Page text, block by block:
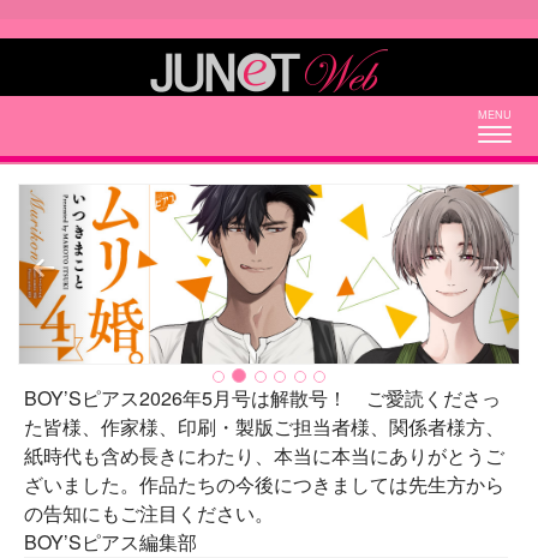
Previous Next
BOY’Sピアス2026年5月号は解散号！ ご愛読くださっ
た皆様、作家様、印刷・製版ご担当者様、関係者様方、
紙時代も含め長きにわたり、本当に本当にありがとうご
ざいました。作品たちの今後につきましては先生方から
の告知にもご注目ください。
BOY’Sピアス編集部